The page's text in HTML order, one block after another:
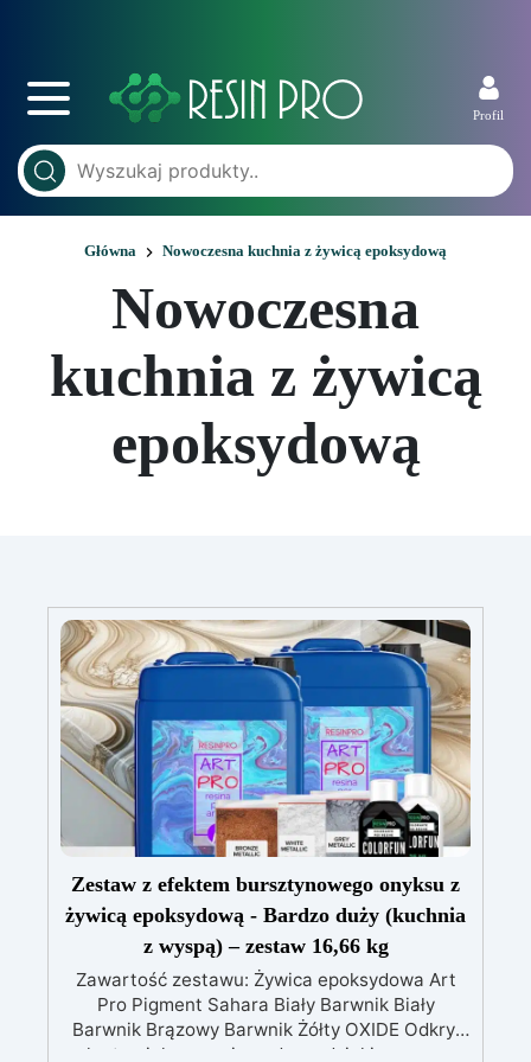
Profil
Główna Nowoczesna kuchnia z żywicą epoksydową
Nowoczesna
kuchnia z żywicą
epoksydową
Zestaw z efektem bursztynowego onyksu z
żywicą epoksydową - Bardzo duży (kuchnia
z wyspą) – zestaw 16,66 kg
Zawartość zestawu: Żywica epoksydowa Art
Pro Pigment Sahara Biały Barwnik Biały
Barwnik Brązowy Barwnik Żółty OXIDE Odkryj
ukryte piękno swojego domu dzięki naszemu